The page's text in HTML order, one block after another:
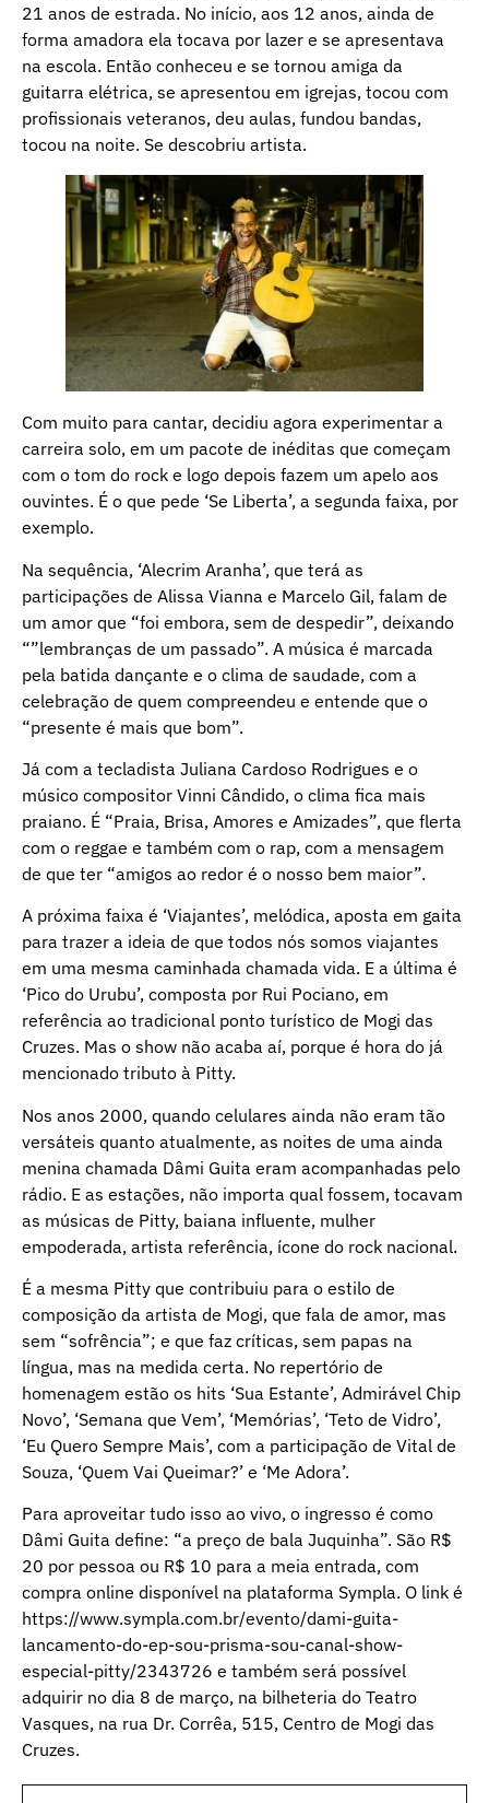
21 anos de estrada. No início, aos 12 anos, ainda de
forma amadora ela tocava por lazer e se apresentava
na escola. Então conheceu e se tornou amiga da
guitarra elétrica, se apresentou em igrejas, tocou com
profissionais veteranos, deu aulas, fundou bandas,
tocou na noite. Se descobriu artista.
Com muito para cantar, decidiu agora experimentar a
carreira solo, em um pacote de inéditas que começam
com o tom do rock e logo depois fazem um apelo aos
ouvintes. É o que pede ‘Se Liberta’, a segunda faixa, por
exemplo.
Na sequência, ‘Alecrim Aranha’, que terá as
participações de Alissa Vianna e Marcelo Gil, falam de
um amor que “foi embora, sem de despedir”, deixando
“”lembranças de um passado”. A música é marcada
pela batida dançante e o clima de saudade, com a
celebração de quem compreendeu e entende que o
“presente é mais que bom”.
Já com a tecladista Juliana Cardoso Rodrigues e o
músico compositor Vinni Cândido, o clima fica mais
praiano. É “Praia, Brisa, Amores e Amizades”, que flerta
com o reggae e também com o rap, com a mensagem
de que ter “amigos ao redor é o nosso bem maior”.
A próxima faixa é ‘Viajantes’, melódica, aposta em gaita
para trazer a ideia de que todos nós somos viajantes
em uma mesma caminhada chamada vida. E a última é
‘Pico do Urubu’, composta por Rui Pociano, em
referência ao tradicional ponto turístico de Mogi das
Cruzes. Mas o show não acaba aí, porque é hora do já
mencionado tributo à Pitty.
Nos anos 2000, quando celulares ainda não eram tão
versáteis quanto atualmente, as noites de uma ainda
menina chamada Dâmi Guita eram acompanhadas pelo
rádio. E as estações, não importa qual fossem, tocavam
as músicas de Pitty, baiana influente, mulher
empoderada, artista referência, ícone do rock nacional.
É a mesma Pitty que contribuiu para o estilo de
composição da artista de Mogi, que fala de amor, mas
sem “sofrência”; e que faz críticas, sem papas na
língua, mas na medida certa. No repertório de
homenagem estão os hits ‘Sua Estante’, Admirável Chip
Novo’, ‘Semana que Vem’, ‘Memórias’, ‘Teto de Vidro’,
‘Eu Quero Sempre Mais’, com a participação de Vital de
Souza, ‘Quem Vai Queimar?’ e ‘Me Adora’.
Para aproveitar tudo isso ao vivo, o ingresso é como
Dâmi Guita define: “a preço de bala Juquinha”. São R$
20 por pessoa ou R$ 10 para a meia entrada, com
compra online disponível na plataforma Sympla. O link é
https://www.sympla.com.br/evento/dami-guita-
lancamento-do-ep-sou-prisma-sou-canal-show-
especial-pitty/2343726 e também será possível
adquirir no dia 8 de março, na bilheteria do Teatro
Vasques, na rua Dr. Corrêa, 515, Centro de Mogi das
Cruzes.